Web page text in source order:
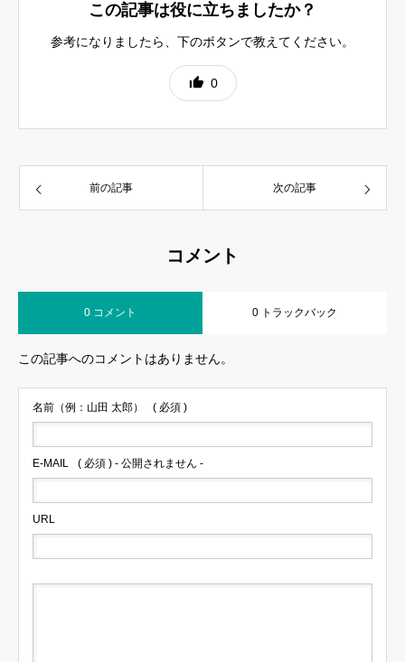
この記事は役に立ちましたか？
参考になりましたら、下のボタンで教えてください。
0
前の記事 次の記事
コメント
0 コメント 0 トラックバック
この記事へのコメントはありません。
名前（例：山田 太郎） ( 必須 )
E-MAIL ( 必須 ) - 公開されません -
URL